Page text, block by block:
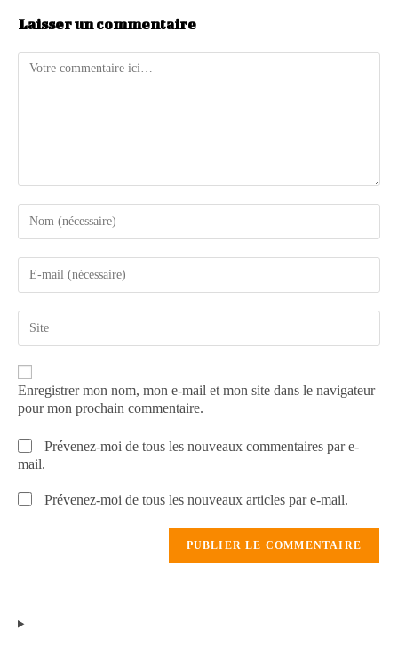
Laisser un commentaire
Enregistrer mon nom, mon e-mail et mon site dans le navigateur
pour mon prochain commentaire.
Prévenez-moi de tous les nouveaux commentaires par e-
mail.
Prévenez-moi de tous les nouveaux articles par e-mail.